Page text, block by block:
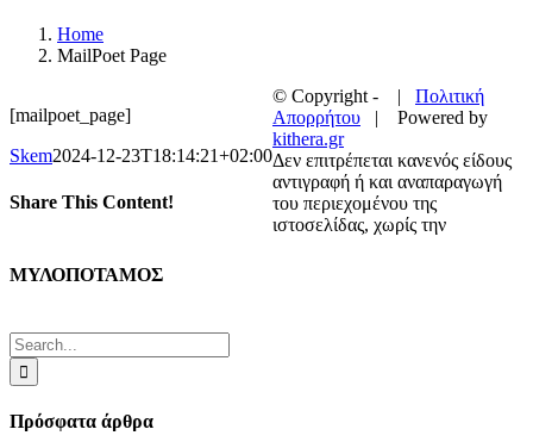
Home
MailPoet Page
[mailpoet_page]
Skem2024-12-23T18:14:21+02:00
Share This Content!
ΜΥΛΟΠΟΤΑΜΟΣ
Search
for:
Πρόσφατα άρθρα
© Copyright - | Πολιτική
Απορρήτου | Powered by
kithera.gr
Δεν επιτρέπεται κανενός είδους
αντιγραφή ή και αναπαραγωγή
του περιεχομένου της
ιστοσελίδας, χωρίς την